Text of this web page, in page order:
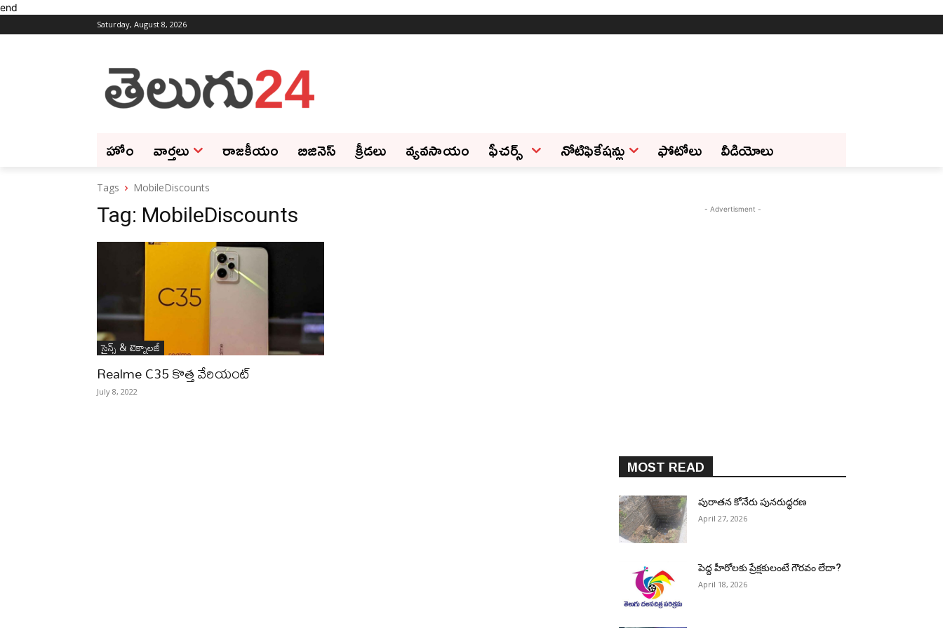
end
Saturday, August 8, 2026
హోం వార్తలు రాజకీయం బిజినెస్‌ క్రీడలు వ్యవసాయం ఫీచ‌ర్స్ ‌ నోటిఫికేషన్లు ఫోటోలు వీడియోలు
Tags MobileDiscounts
Tag: MobileDiscounts
సైన్స్‌ & టెక్నాలజీ
Realme C35 కొత్త వేరియంట్‌
July 8, 2022
- Advertisment -
MOST READ
పురాత‌న కోనేరు పున‌రుద్ధ‌ర‌ణ
April 27, 2026
పెద్ద హీరోల‌కు ప్రేక్ష‌కులంటే గౌర‌వం లేదా?
April 18, 2026